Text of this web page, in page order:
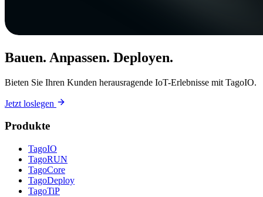
Bauen. Anpassen. Deployen.
Bieten Sie Ihren Kunden herausragende IoT-Erlebnisse mit TagoIO.
Jetzt loslegen
Produkte
TagoIO
TagoRUN
TagoCore
TagoDeploy
TagoTiP